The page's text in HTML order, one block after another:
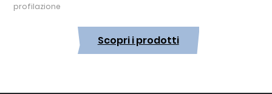
profilazione
Scopri i prodotti